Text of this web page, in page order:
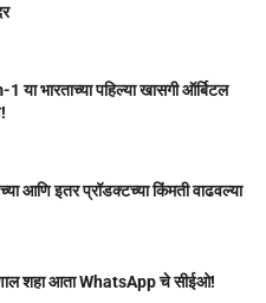
भारताच्या पहिल्या खासगी ऑर्बिटल
इतर प्रॉडक्टच्या किंमती वाढवल्या
शहा आता WhatsApp चे सीईओ!